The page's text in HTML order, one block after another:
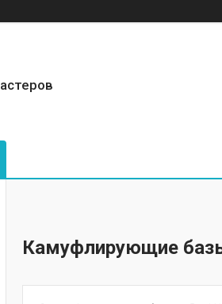
Камуфлирующие